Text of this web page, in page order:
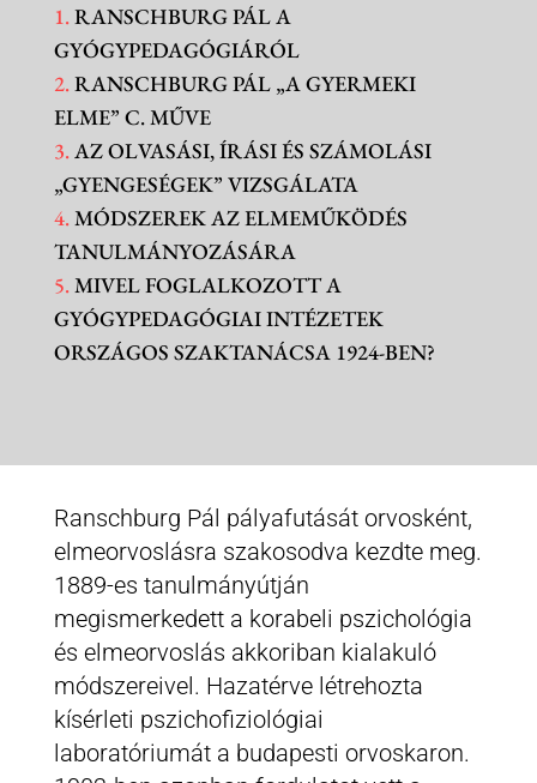
1.RANSCHBURG PÁL A
GYÓGYPEDAGÓGIÁRÓL
2.RANSCHBURG PÁL „A GYERMEKI
ELME” C. MŰVE
3.AZ OLVASÁSI, ÍRÁSI ÉS SZÁMOLÁSI
„GYENGESÉGEK” VIZSGÁLATA
4.MÓDSZEREK AZ ELMEMŰKÖDÉS
TANULMÁNYOZÁSÁRA
5.MIVEL FOGLALKOZOTT A
GYÓGYPEDAGÓGIAI INTÉZETEK
ORSZÁGOS SZAKTANÁCSA 1924-BEN?
Ranschburg Pál pályafutását orvosként,
elmeorvoslásra szakosodva kezdte meg.
1889-es tanulmányútján
megismerkedett a korabeli pszichológia
és elmeorvoslás akkoriban kialakuló
módszereivel. Hazatérve létrehozta
kísérleti pszichofiziológiai
laboratóriumát a budapesti orvoskaron.